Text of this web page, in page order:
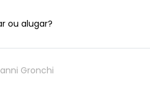
ou alugar?
Gronchi